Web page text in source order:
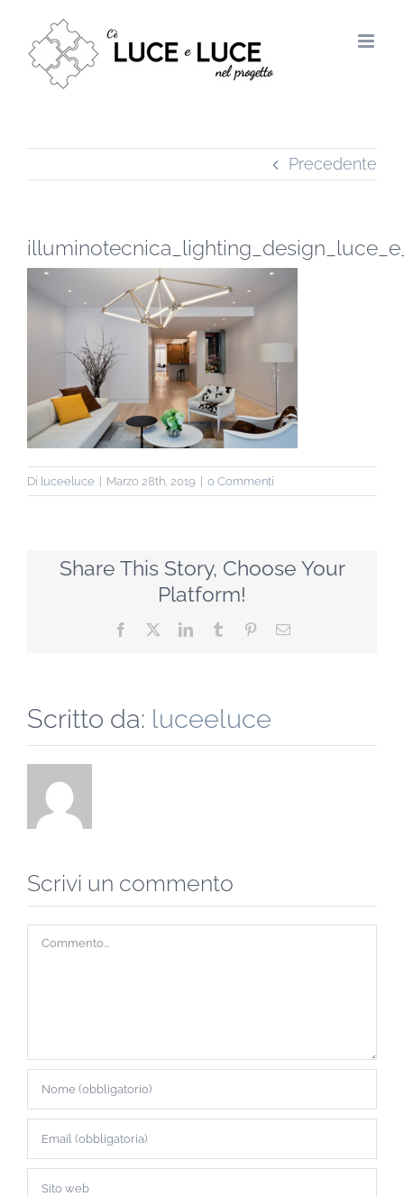
contenuto
Precedente
Di luceeluce Marzo 28th, 2019 0 Commenti
Share This Story, Choose Your
Platform!
Facebook LinkedInTumblr PinterestEmail
Scritto da: luceeluce
Scrivi un commento
Commento